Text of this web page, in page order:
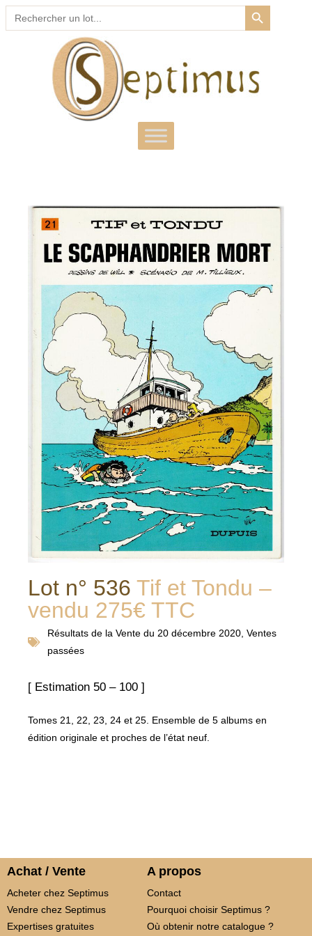
Search
for:
SEARCH BUTTON
Lot n° 536 Tif et Tondu –
vendu 275€ TTC
Résultats de la Vente du 20 décembre 2020 Ventes
passées
[ Estimation 50 – 100 ]
Tomes 21, 22, 23, 24 et 25. Ensemble de 5 albums en
édition originale et proches de l’état neuf.
Achat / Vente
Acheter chez Septimus
Vendre chez Septimus
Expertises gratuites
A propos
Contact
Pourquoi choisir Septimus ?
Où obtenir notre catalogue ?